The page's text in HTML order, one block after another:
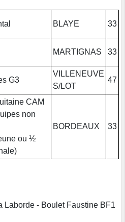
BLAYE 33
MARTIGNAS 33
G3
VILLENEUVE
S/LOT
47
CAM
non
ou ½
BORDEAUX 33
Laborde - Boulet Faustine BF1